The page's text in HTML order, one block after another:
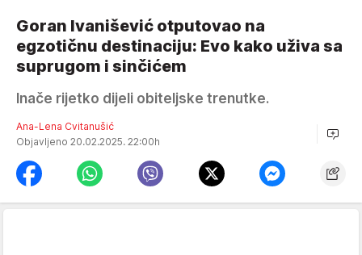
Goran Ivanišević otputovao na
egzotičnu destinaciju: Evo kako uživa sa
suprugom i sinčićem
Inače rijetko dijeli obiteljske trenutke.
Ana-Lena Cvitanušić
Objavljeno 20.02.2025. 22:00h